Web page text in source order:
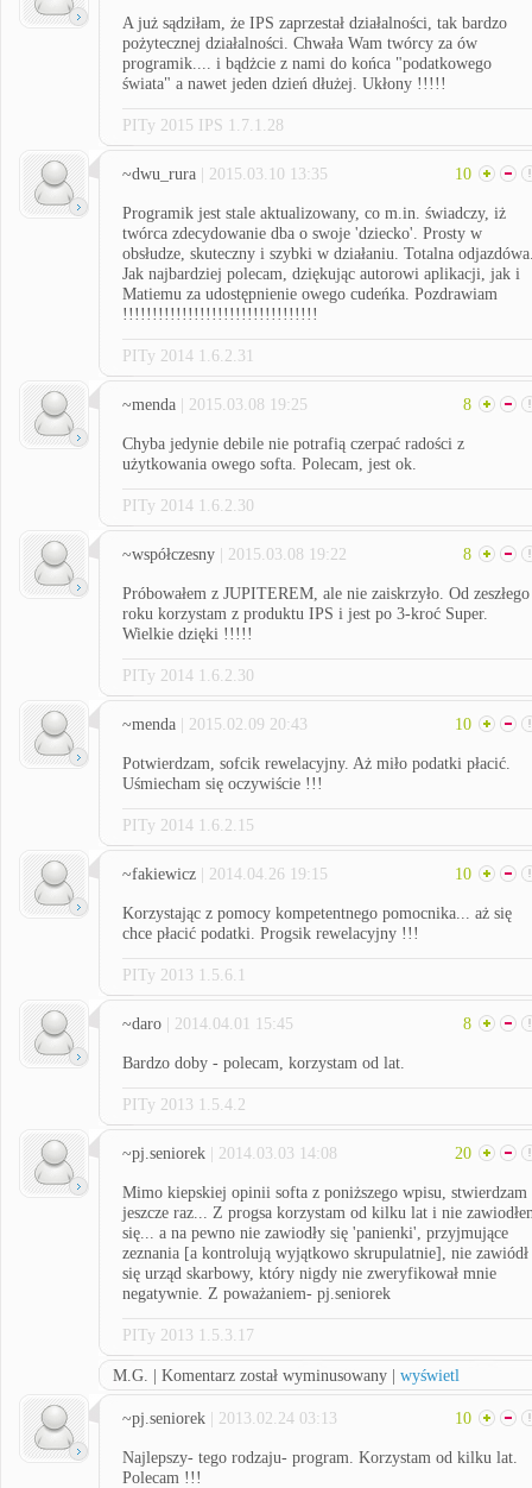
A już sądziłam, że IPS zaprzestał działalności, tak bardzo
pożytecznej działalności. Chwała Wam twórcy za ów
programik.... i bądżcie z nami do końca "podatkowego
świata" a nawet jeden dzień dłużej. Ukłony !!!!!
PITy 2015 IPS 1.7.1.28
~dwu_rura | 2015.03.10 13:35 10
Programik jest stale aktualizowany, co m.in. świadczy, iż
twórca zdecydowanie dba o swoje 'dziecko'. Prosty w
obsłudze, skuteczny i szybki w działaniu. Totalna
Jak najbardziej polecam, dziękując autorowi aplikacji, jak i
Matiemu za udostępnienie owego cudeńka. Pozdrawiam
!!!!!!!!!!!!!!!!!!!!!!!!!!!!!!!!!
PITy 2014 1.6.2.31
~menda | 2015.03.08 19:25 8
Chyba jedynie debile nie potrafią czerpać radości z
użytkowania owego softa. Polecam, jest ok.
PITy 2014 1.6.2.30
~współczesny | 2015.03.08 19:22 8
Próbowałem z JUPITEREM, ale nie zaiskrzyło. Od zeszłego
roku korzystam z produktu IPS i jest po 3-kroć Super.
Wielkie dzięki !!!!!
PITy 2014 1.6.2.30
~menda | 2015.02.09 20:43 10
Potwierdzam, sofcik rewelacyjny. Aż miło podatki płacić.
Uśmiecham się oczywiście !!!
PITy 2014 1.6.2.15
~fakiewicz | 2014.04.26 19:15 10
Korzystając z pomocy kompetentnego pomocnika... aż się
chce płacić podatki. Progsik rewelacyjny !!!
PITy 2013 1.5.6.1
~daro | 2014.04.01 15:45 8
Bardzo doby - polecam, korzystam od lat.
PITy 2013 1.5.4.2
~pj.seniorek | 2014.03.03 14:08 20
Mimo kiepskiej opinii softa z poniższego wpisu, stwierdzam
jeszcze raz... Z progsa korzystam od kilku lat i nie
się... a na pewno nie zawiodły się 'panienki', przyjmujące
zeznania [a kontrolują wyjątkowo skrupulatnie], nie zawiódł
się urząd skarbowy, który nigdy nie zweryfikował mnie
negatywnie. Z poważaniem- pj.seniorek
PITy 2013 1.5.3.17
M.G. | Komentarz został wyminusowany | wyświetl
~pj.seniorek | 2013.02.24 03:13 10
Najlepszy- tego rodzaju- program. Korzystam od kilku lat.
Polecam !!!